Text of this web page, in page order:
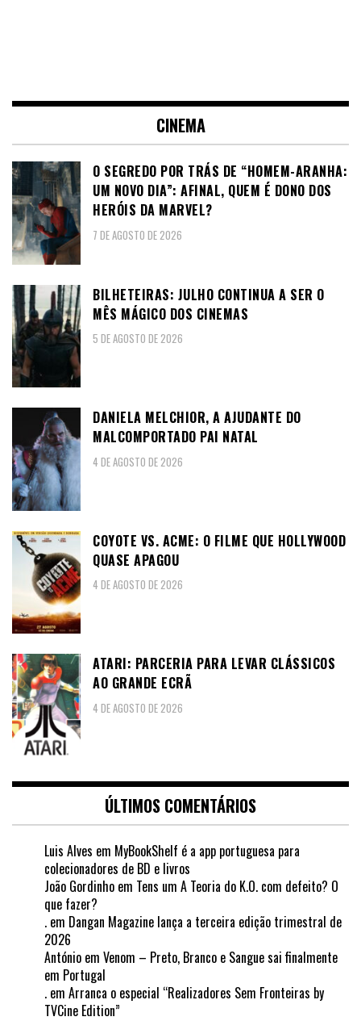
CINEMA
O SEGREDO POR TRÁS DE “HOMEM-ARANHA:
UM NOVO DIA”: AFINAL, QUEM É DONO DOS
HERÓIS DA MARVEL?
7 DE AGOSTO DE 2026
BILHETEIRAS: JULHO CONTINUA A SER O
MÊS MÁGICO DOS CINEMAS
5 DE AGOSTO DE 2026
DANIELA MELCHIOR, A AJUDANTE DO
MALCOMPORTADO PAI NATAL
4 DE AGOSTO DE 2026
COYOTE VS. ACME: O FILME QUE HOLLYWOOD
QUASE APAGOU
4 DE AGOSTO DE 2026
ATARI: PARCERIA PARA LEVAR CLÁSSICOS
AO GRANDE ECRÃ
4 DE AGOSTO DE 2026
ÚLTIMOS COMENTÁRIOS
Luis Alves em MyBookShelf é a app portuguesa para
colecionadores de BD e livros
João Gordinho em Tens um A Teoria do K.O. com defeito? O
que fazer?
. em Dangan Magazine lança a terceira edição trimestral de
2026
António em Venom – Preto, Branco e Sangue sai finalmente
em Portugal
. em Arranca o especial “Realizadores Sem Fronteiras by
TVCine Edition”